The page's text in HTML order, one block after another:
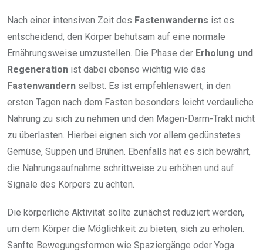
Nach einer intensiven Zeit des Fastenwanderns ist es
entscheidend, den Körper behutsam auf eine normale
Ernährungsweise umzustellen. Die Phase der Erholung und
Regeneration ist dabei ebenso wichtig wie das
Fastenwandern selbst. Es ist empfehlenswert, in den
ersten Tagen nach dem Fasten besonders leicht verdauliche
Nahrung zu sich zu nehmen und den Magen-Darm-Trakt nicht
zu überlasten. Hierbei eignen sich vor allem gedünstetes
Gemüse, Suppen und Brühen. Ebenfalls hat es sich bewährt,
die Nahrungsaufnahme schrittweise zu erhöhen und auf
Signale des Körpers zu achten.
Die körperliche Aktivität sollte zunächst reduziert werden,
um dem Körper die Möglichkeit zu bieten, sich zu erholen.
Sanfte Bewegungsformen wie Spaziergänge oder Yoga